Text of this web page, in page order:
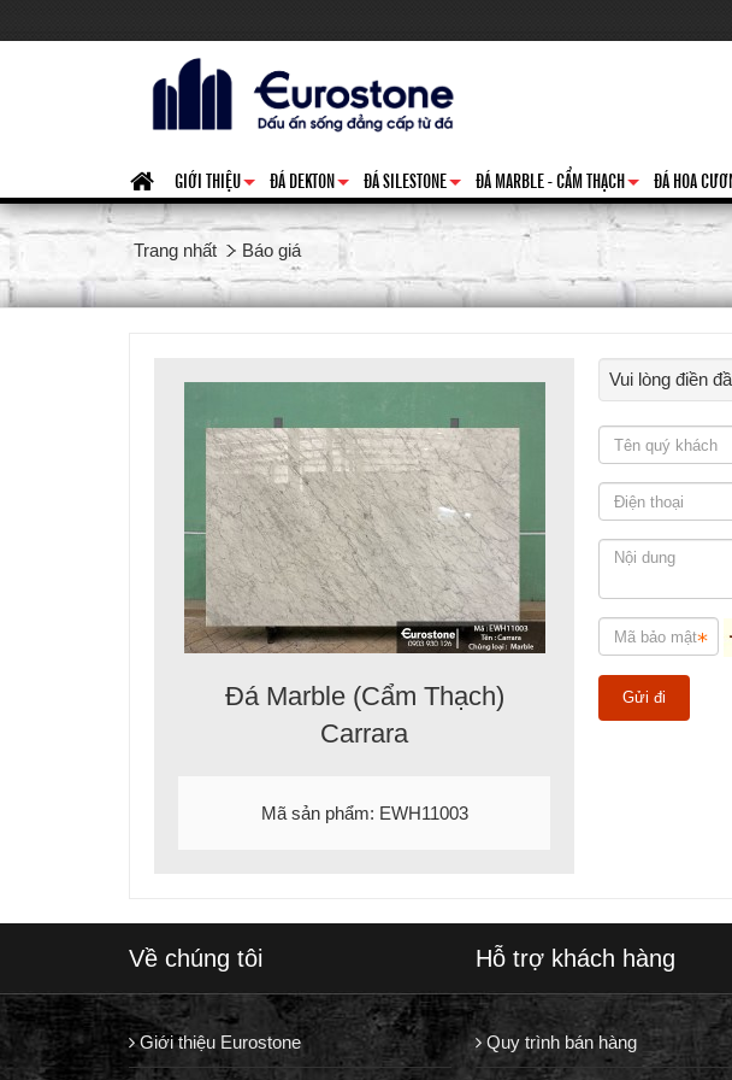
+
GIỚI THIỆU
+
ĐÁ DEKTON
+
ĐÁ SILESTONE
+
ĐÁ MARBLE - CẨM THẠCH ĐÁ HOA
Trang nhất Báo giá
Đá Marble (Cẩm Thạch)
Carrara
Mã sản phẩm: EWH11003
Vui lòng điền
Về chúng tôi
Giới thiệu Eurostone
Hỗ trợ khách hàng
Quy trình bán hàng